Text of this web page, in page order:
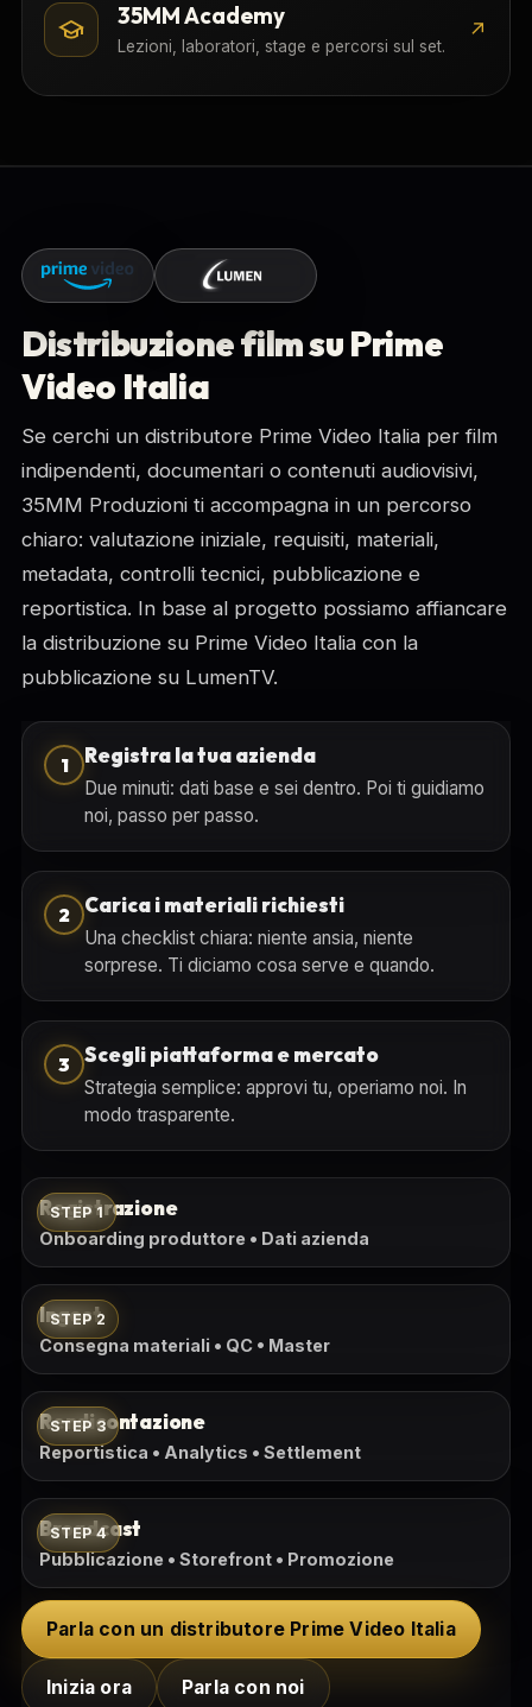
35MM Academy
Lezioni, laboratori, stage e percorsi sul set.
↗
Distribuzione film su Prime
Video Italia
Se cerchi un distributore Prime Video Italia per film
indipendenti, documentari o contenuti audiovisivi,
35MM Produzioni ti accompagna in un percorso
chiaro: valutazione iniziale, requisiti, materiali,
metadata, controlli tecnici, pubblicazione e
reportistica. In base al progetto possiamo affiancare
la distribuzione su Prime Video Italia con la
pubblicazione su LumenTV.
1 Registra la tua azienda
Due minuti: dati base e sei dentro. Poi ti guidiamo
noi, passo per passo.
2 Carica i materiali richiesti
Una checklist chiara: niente ansia, niente
sorprese. Ti diciamo cosa serve e quando.
3 Scegli piattaforma e mercato
Strategia semplice: approvi tu, operiamo noi. In
modo trasparente.
STEP 1
Registrazione
Onboarding produttore • Dati azienda
STEP 2
Ingest
Consegna materiali • QC • Master
STEP 3
Rendicontazione
Reportistica • Analytics • Settlement
STEP 4
Broadcast
Pubblicazione • Storefront • Promozione
Parla con un distributore Prime Video Italia
Inizia ora Parla con noi